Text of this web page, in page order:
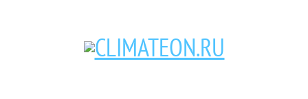
Кондиционеры и сплит-системы, газовые котлы, тепловые завесы, водяные